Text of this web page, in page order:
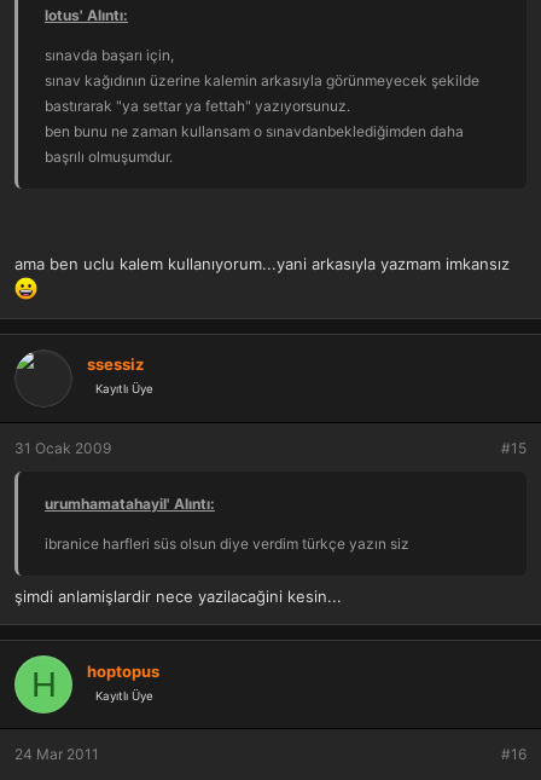
lotus' Alıntı:
sınavda başarı için,
sınav kağıdının üzerine kalemin arkasıyla görünmeyecek şekilde
bastırarak "ya settar ya fettah" yazıyorsunuz.
ben bunu ne zaman kullansam o sınavdanbeklediğimden daha
başrılı olmuşumdur.
ama ben uclu kalem kullanıyorum...yani arkasıyla yazmam imkansız
ssessiz
Kayıtlı Üye
31 Ocak 2009 #15
urumhamatahayil' Alıntı:
ibranice harfleri süs olsun diye verdim türkçe yazın siz
şimdi anlamişlardir nece yazilacağini kesin...
H hoptopus
Kayıtlı Üye
24 Mar 2011 #16